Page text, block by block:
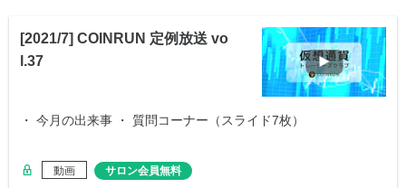
[2021/7] COINRUN 定例放送 vo
l.37
・ 今月の出来事 ・ 質問コーナー（スライド7枚）
動画 サロン会員無料